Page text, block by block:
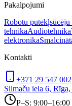
Pakalpojumi
Robotu putekļsūcēju
tehnikaAudiotehnika
elektronika
Kontakti
+371 29 547 002
Silmaču iela 6,
P–S: 9:00–16:00